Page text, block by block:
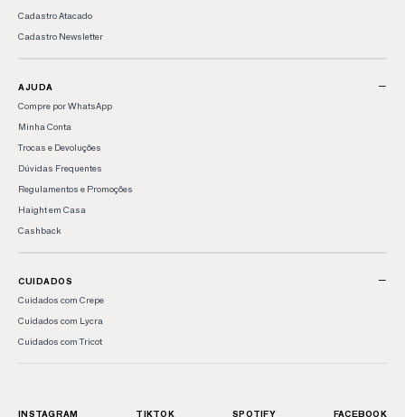
Cadastro Atacado
Cadastro Newsletter
AJUDA −
Compre por WhatsApp
Minha Conta
Trocas e Devoluções
Dúvidas Frequentes
Regulamentos e Promoções
Haight em Casa
Cashback
CUIDADOS −
Cuidados com Crepe
Cuidados com Lycra
Cuidados com Tricot
INSTAGRAM TIKTOK SPOTIFY FACEBOOK